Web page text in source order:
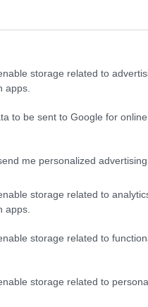
storage related to
apps.
to be sent to Google for
me personalized advertising.
storage related to
apps.
storage related to
storage related to
σε μόνο 2
πιο Εύκολη